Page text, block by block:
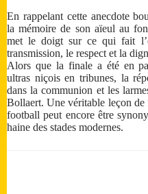
En rappelant cette anecdote
la mémoire de son aïeul au
met le doigt sur ce qui fait
transmission, le respect et la
Alors que la finale a été en
ultras niçois en tribunes, la
dans la communion et les
Bollaert. Une véritable leçon
football peut encore être
haine des stades modernes.